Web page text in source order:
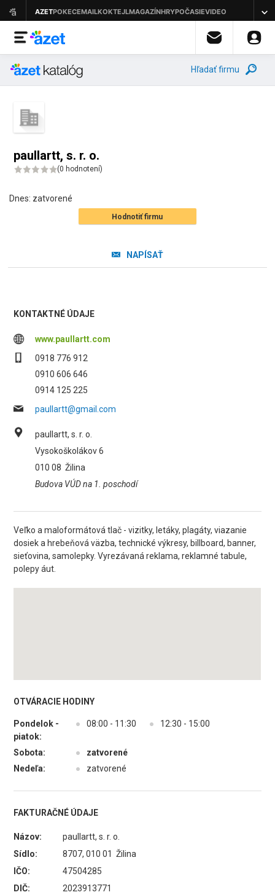
Hľadať firmu
paullartt, s. r. o.
(0 hodnotení)
Dnes: zatvorené
Hodnotiť firmu
NAPÍSAŤ
KONTAKTNÉ ÚDAJE
www.paullartt.com
0918 776 912
0910 606 646
0914 125 225
paullartt@gmail.com
paullartt, s. r. o.
Vysokoškolákov 6
010 08 Žilina
Budova VÚD na 1. poschodí
Veľko a maloformátová tlač - vizitky, letáky, plagáty, viazanie
dosiek a hrebeňová väzba, technické výkresy, billboard, banner,
sieťovina, samolepky. Vyrezávaná reklama, reklamné tabule,
polepy áut.
OTVÁRACIE HODINY
Pondelok -
piatok:
● 08:00 - 11:30 ● 12:30 - 15:00
Sobota: ●
zatvorené
Nedeľa:
● zatvorené
FAKTURAČNÉ ÚDAJE
Názov:
paullartt, s. r. o.
Sídlo:
8707, 010 01 Žilina
IČO:
47504285
DIČ:
2023913771